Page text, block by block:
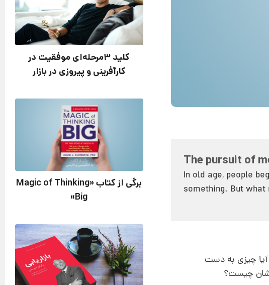
The pursuit of
In old age, people
something. But
آیا چیزی به دست
چیست؟
کلید 3مرحله‌ای موفقیت در
کارآفرینی و پیروزی در بازار
برگی از کتاب «Magic of Thinking
Big»